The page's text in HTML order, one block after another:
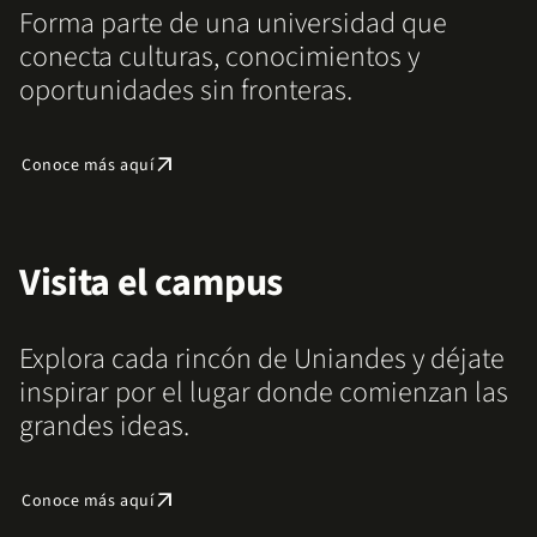
Forma parte de una universidad que
conecta culturas, conocimientos y
oportunidades sin fronteras.
Conoce más aquíarrow_outward
Visita el campus
Explora cada rincón de Uniandes y déjate
inspirar por el lugar donde comienzan las
grandes ideas.
Conoce más aquíarrow_outward